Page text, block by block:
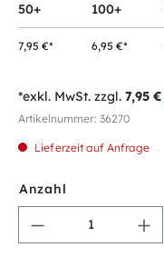
50+ 100+
7,95 €* 6,95 €*
*exkl. MwSt. zzgl. 7,95 €
Artikelnummer: 36270
Lieferzeit auf Anfrage
Anzahl